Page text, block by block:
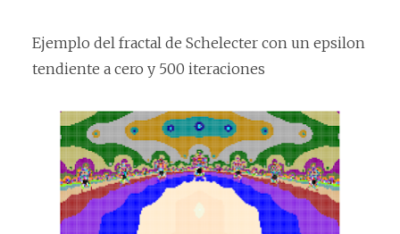
Ejemplo del fractal de Schelecter con un epsilon
tendiente a cero y 500 iteraciones